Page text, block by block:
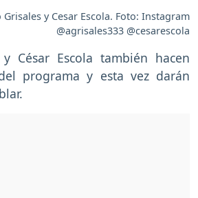
Grisales y Cesar Escola. Foto: Instagram
@agrisales333 @cesarescola
César Escola también hacen
programa y esta vez darán